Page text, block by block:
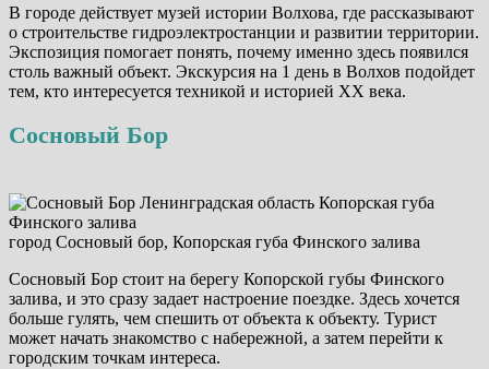
В городе действует музей истории Волхова, где рассказывают
о строительстве гидроэлектростанции и развитии территории.
Экспозиция помогает понять, почему именно здесь появился
столь важный объект. Экскурсия на 1 день в Волхов подойдет
тем, кто интересуется техникой и историей XX века.
Сосновый Бор
город Сосновый бор, Копорская губа Финского залива
Сосновый Бор стоит на берегу Копорской губы Финского
залива, и это сразу задает настроение поездке. Здесь хочется
больше гулять, чем спешить от объекта к объекту. Турист
может начать знакомство с набережной, а затем перейти к
городским точкам интереса.